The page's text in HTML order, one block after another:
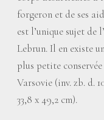
forgeron et de ses
est l’unique sujet
Lebrun. Il en existe
plus petite
Varsovie (inv. zb. d.
33,8 x 49,2 cm).